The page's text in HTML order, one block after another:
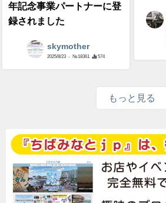
年記念事業パートナーに登
録されました
skymother
2025/8/23 - №18361 574
もっと見る